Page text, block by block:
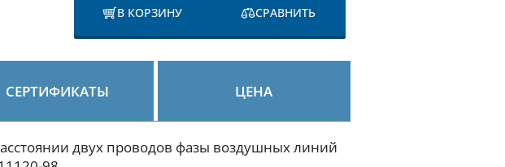
В КОРЗИНУ СРАВНИТЬ
СЕРТИФИКАТЫ ЦЕНА
двух проводов фазы воздушных линий